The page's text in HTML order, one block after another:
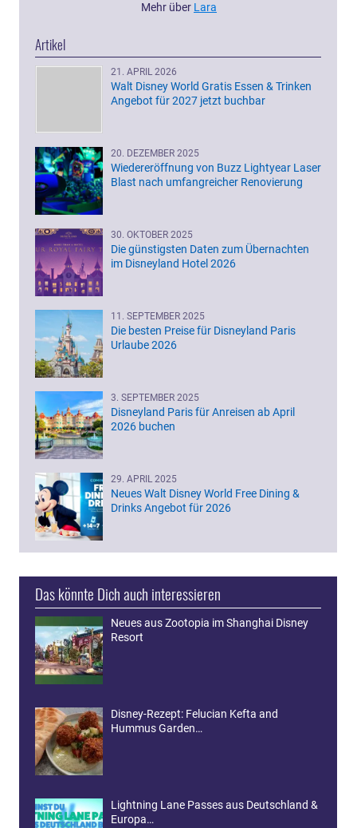
Mehr über Lara
Artikel
21. APRIL 2026
Walt Disney World Gratis Essen & Trinken
Angebot für 2027 jetzt buchbar
20. DEZEMBER 2025
Wiedereröffnung von Buzz Lightyear Laser
Blast nach umfangreicher Renovierung
30. OKTOBER 2025
Die günstigsten Daten zum Übernachten
im Disneyland Hotel 2026
11. SEPTEMBER 2025
Die besten Preise für Disneyland Paris
Urlaube 2026
3. SEPTEMBER 2025
Disneyland Paris für Anreisen ab April
2026 buchen
29. APRIL 2025
Neues Walt Disney World Free Dining &
Drinks Angebot für 2026
Das könnte Dich auch interessieren
Neues aus Zootopia im Shanghai Disney
Resort
Disney-Rezept: Felucian Kefta and
Hummus Garden…
Lightning Lane Passes aus Deutschland &
Europa…